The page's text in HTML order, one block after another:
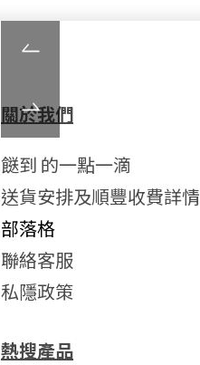
關於我們
餸到 的一點一滴
送貨安排及順豐收費詳情
部落格
聯絡客服
私隱政策
熱搜產品